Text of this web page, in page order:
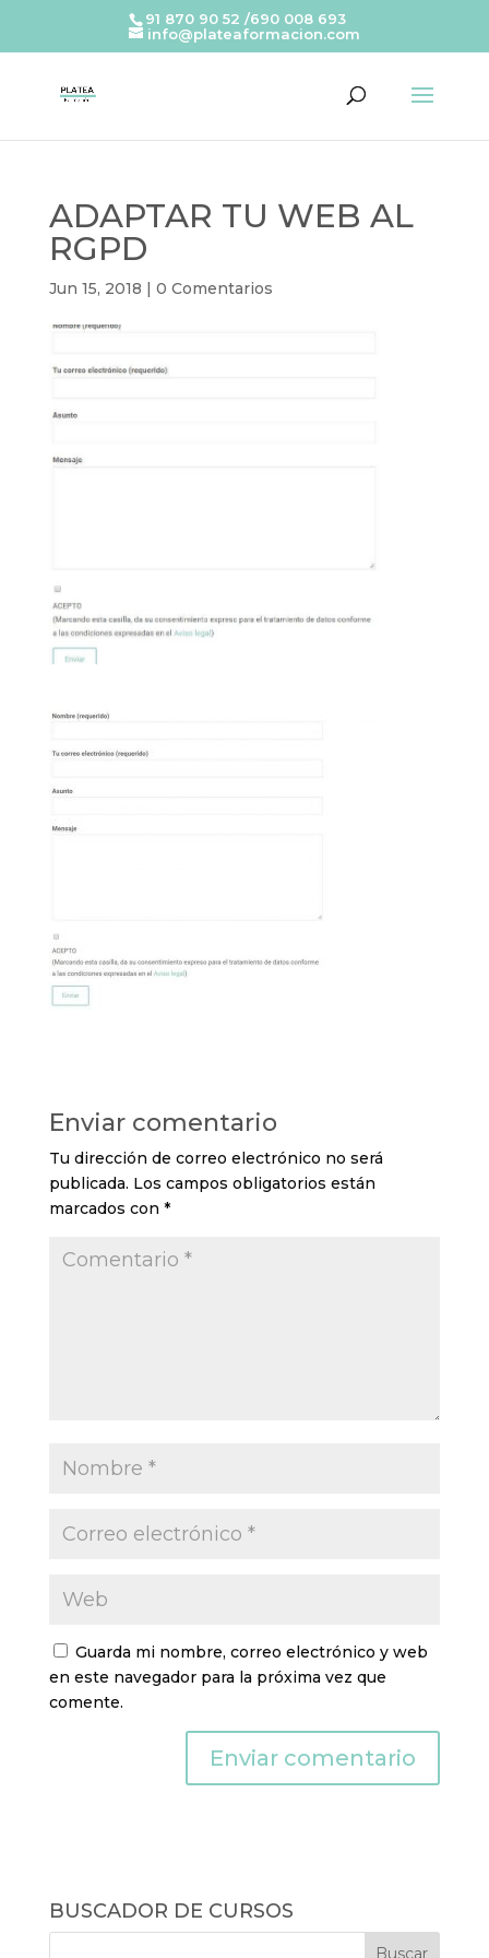
91 870 90 52 /690 008 693
info@plateaformacion.com
ADAPTAR TU WEB AL
RGPD
Jun 15, 2018 | 0 Comentarios
Enviar comentario
Tu dirección de correo electrónico no será
publicada. Los campos obligatorios están
marcados con *
Guarda mi nombre, correo electrónico y web
en este navegador para la próxima vez que
comente.
BUSCADOR DE CURSOS